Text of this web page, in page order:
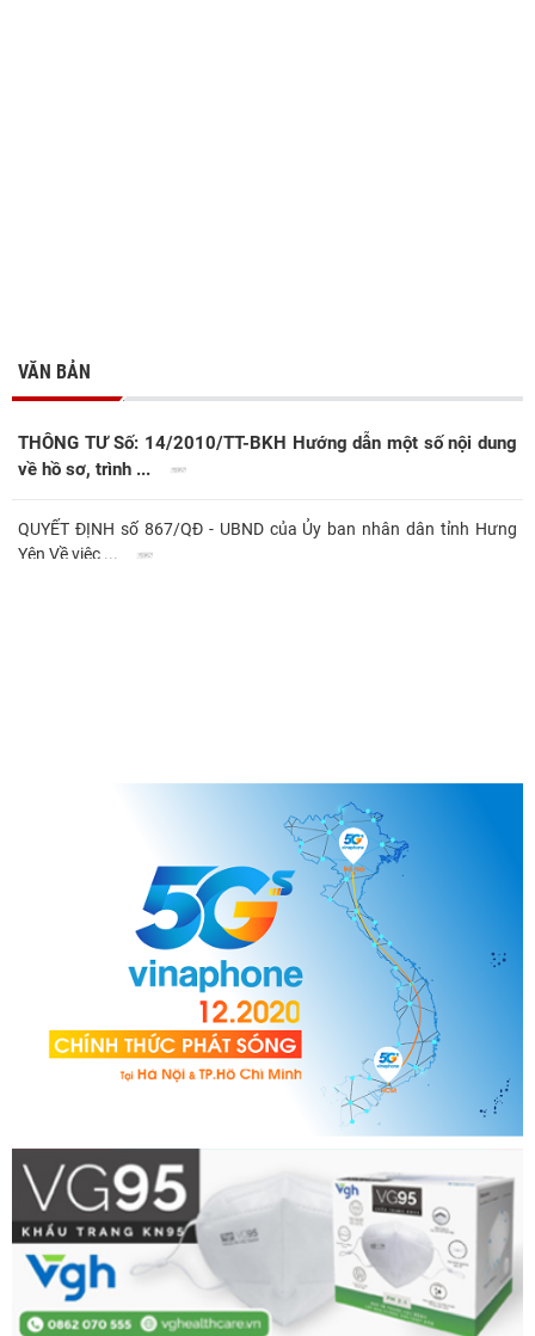
VĂN BẢN
THÔNG TƯ Số: 14/2010/TT-BKH Hướng dẫn một số nội dung
về hồ sơ, trình ...
QUYẾT ĐỊNH số 867/QĐ - UBND của Ủy ban nhân dân tỉnh Hưng
Yên Về việc ...